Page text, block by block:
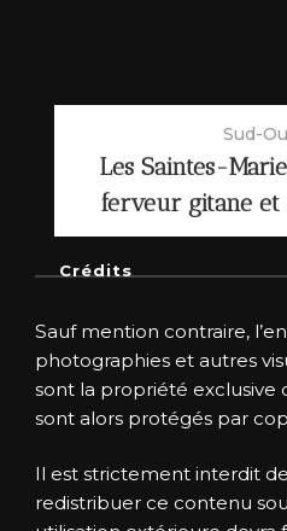
Sud-
Les Saintes-
ferveur gitane et
Crédits
Sauf mention contraire,
photographies et autres
sont la propriété exclusive
sont alors protégés par
Il est strictement interdit
redistribuer ce contenu